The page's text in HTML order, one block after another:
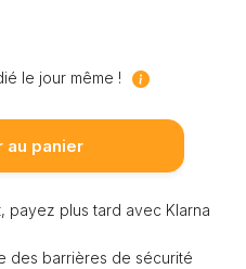
le jour même !
au panier
payez plus tard avec Klarna
des barrières de sécurité